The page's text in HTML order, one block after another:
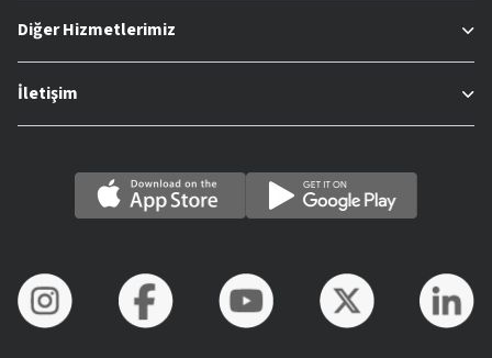
Diğer Hizmetlerimiz
İletişim